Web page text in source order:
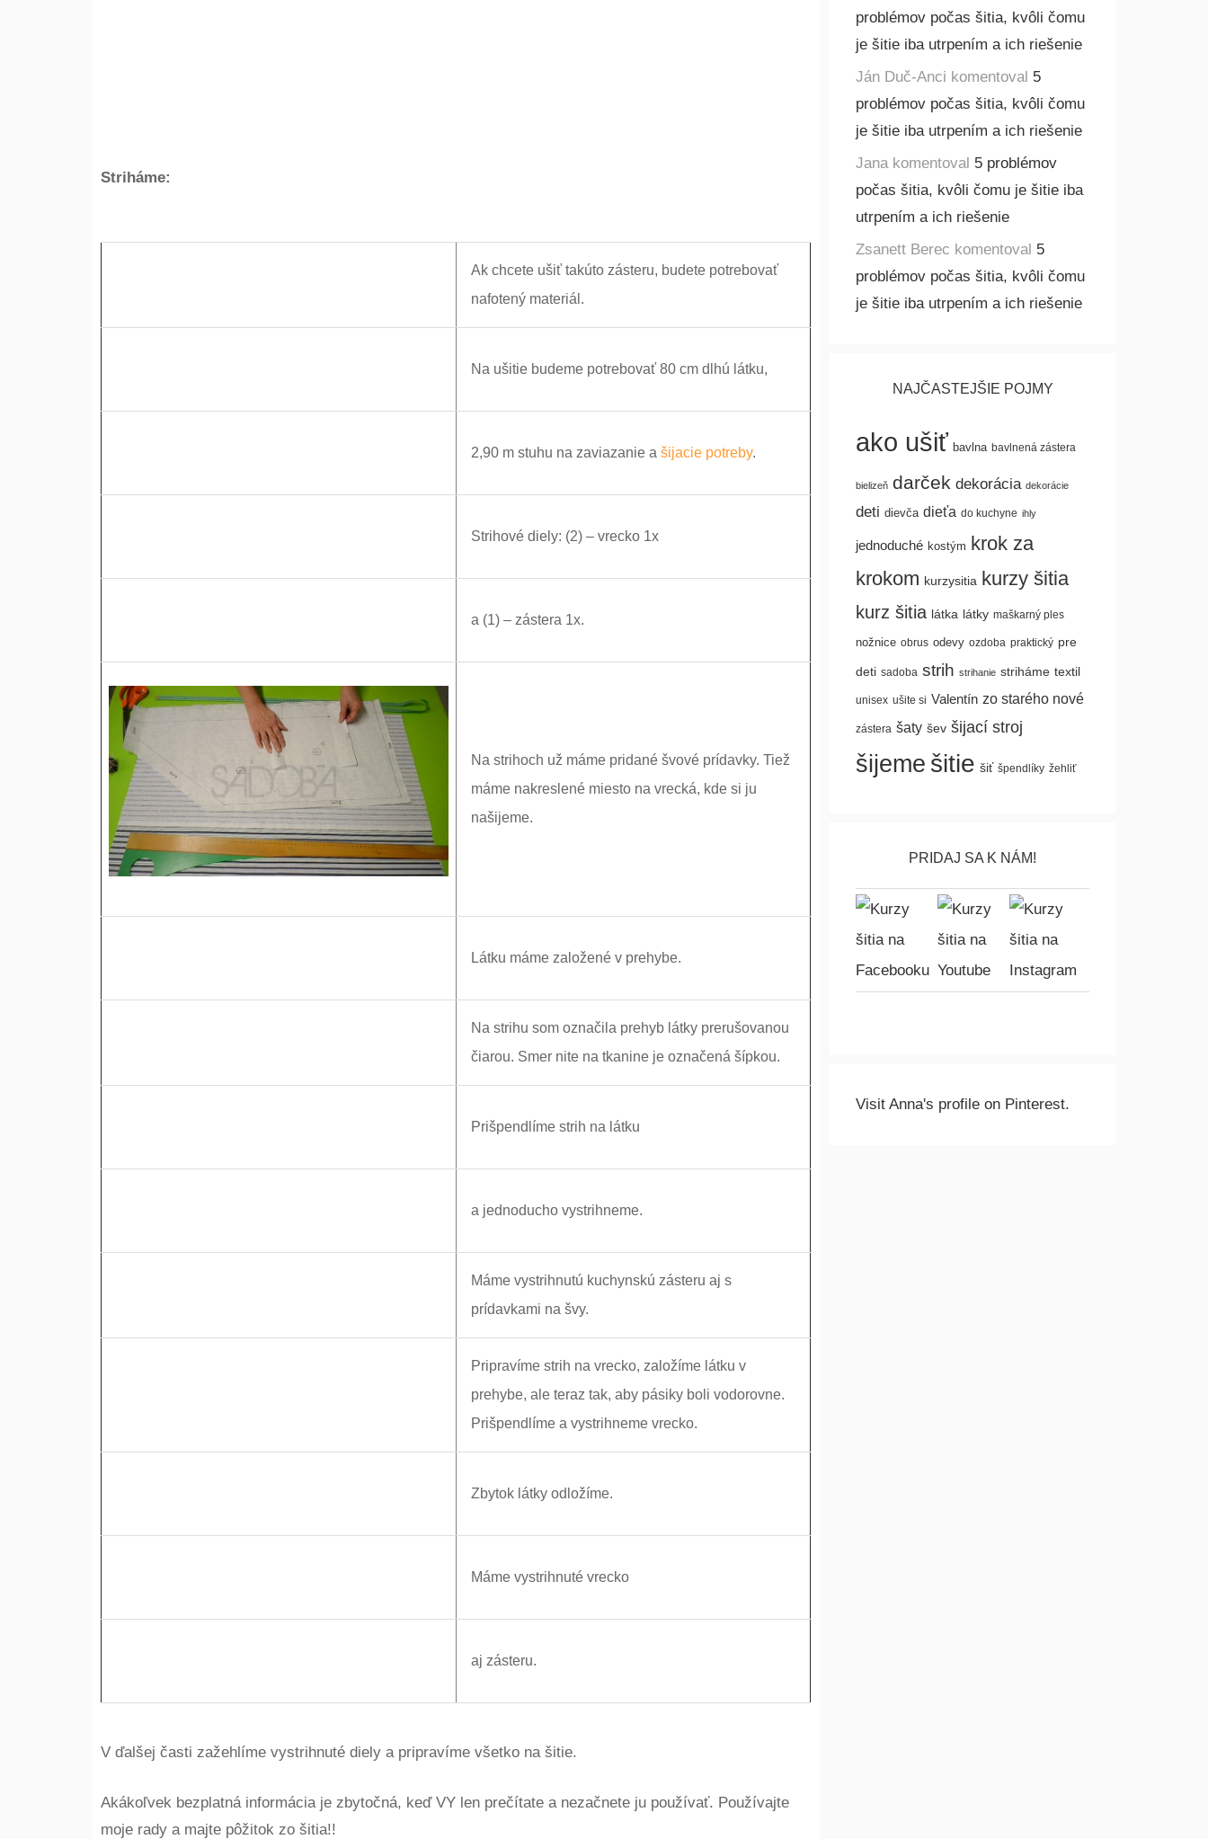
Striháme:
Ak chcete ušiť takúto zásteru, budete potrebovať
nafotený materiál.
Na ušitie budeme potrebovať 80 cm dlhú látku,
2,90 m stuhu na zaviazanie a šijacie potreby.
Strihové diely: (2) – vrecko 1x
a (1) – zástera 1x.
Na strihoch už máme pridané švové prídavky. Tiež
máme nakreslené miesto na vrecká, kde si ju
našijeme.
Látku máme založené v prehybe.
Na strihu som označila prehyb látky prerušovanou
čiarou. Smer nite na tkanine je označená šípkou.
Prišpendlíme strih na látku
a jednoducho vystrihneme.
Máme vystrihnutú kuchynskú zásteru aj s
prídavkami na švy.
Pripravíme strih na vrecko, založíme látku v
prehybe, ale teraz tak, aby pásiky boli vodorovne.
Prišpendlíme a vystrihneme vrecko.
Zbytok látky odložíme.
Máme vystrihnuté vrecko
aj zásteru.
V ďalšej časti zažehlíme vystrihnuté diely a pripravíme všetko na šitie.
Akákoľvek bezplatná informácia je zbytočná, keď VY len prečítate a nezačnete ju používať. Používajte
moje rady a majte pôžitok zo šitia!!
problémov počas šitia, kvôli čomu
je šitie iba utrpením a ich riešenie
Ján Duč-Anci komentoval 5
problémov počas šitia, kvôli čomu
je šitie iba utrpením a ich riešenie
Janakomentoval 5 problémov
počas šitia, kvôli čomu je šitie iba
utrpením a ich riešenie
Zsanett Berec komentoval 5
problémov počas šitia, kvôli čomu
je šitie iba utrpením a ich riešenie
NAJČASTEJŠIE POJMY
ako ušiť bavlna bavlnená zástera
bielizeň darček dekorácia dekorácie
deti dievča dieťa do kuchyne ihly
jednoduché kostým krok za
krokom kurzysitia kurzy šitia
kurz šitia látka látky maškarný ples
nožnice obrus odevy ozdoba praktický pre
deti sadoba strih strihanie striháme textil
unisex ušite si Valentín zo starého nové
zástera šaty šev šijací stroj
šijeme šitie šiť špendlíky žehliť
PRIDAJ SA K NÁM!
Visit Anna's profile on Pinterest.